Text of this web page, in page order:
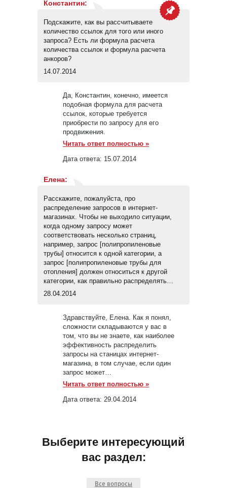
Константин:
Подскажите, как вы рассчитываете
количество ссылок для того или иного
запроса? Есть ли формула расчета
количества ссылок и формула расчета
анкоров?
14.07.2014
Да, Константин, конечно, имеется
подобная формула для расчета
ссылок, которые требуется
приобрести по запросу для его
продвижения.
Читать ответ полностью »
Дата ответа: 15.07.2014
Елена:
Расскажите, пожалуйста, про
распределение запросов в интернет-
магазинах. Чтобы не выходило ситуации,
когда одному запросу может
соответствовать несколько страниц,
например, запрос [полипропиленовые
трубы] относится к одной категории, а
запрос [полипропиленовые трубы для
отопления] должен относиться к другой
категории, как правильно распределять…
28.04.2014
Здравствуйте, Елена. Как я понял,
сложности складываются у вас в
том, что вы не знаете, как наиболее
эффективность распределить
запросы на станицах интернет-
магазина, в том случае, если один
запрос может…
Читать ответ полностью »
Дата ответа: 29.04.2014
Выберите интересующий
вас раздел:
Все вопросы